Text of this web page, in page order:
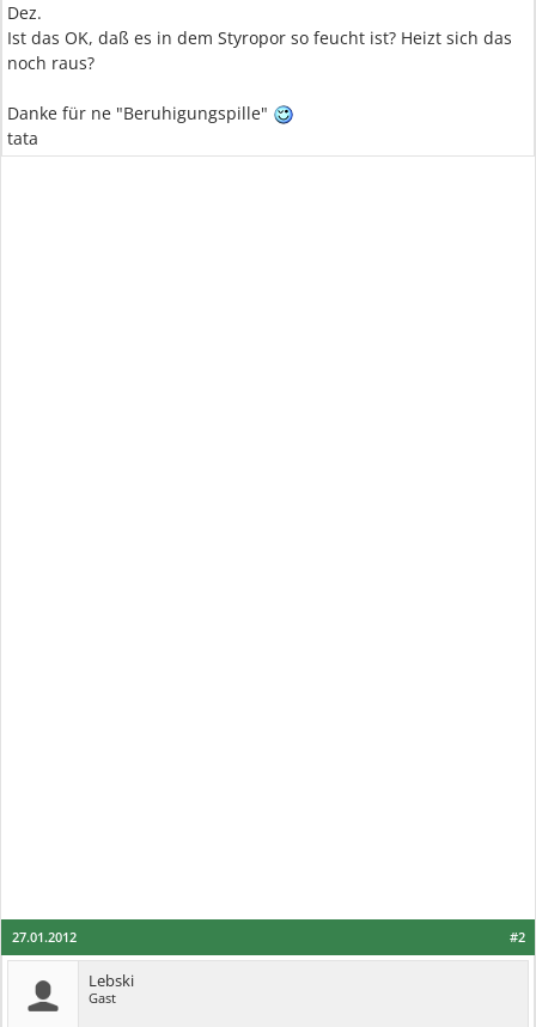
Dez.
Ist das OK, daß es in dem Styropor so feucht ist? Heizt sich das
noch raus?
Danke für ne "Beruhigungspille"
tata
#2
27.01.2012
Lebski
Gast